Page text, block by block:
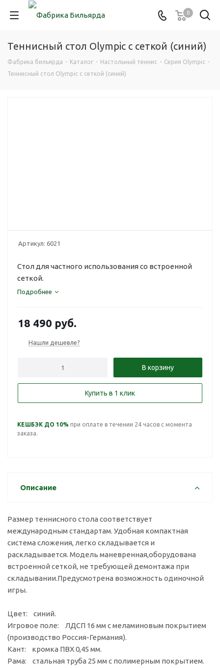
0
Теннисный стол Olympic с сеткой (синий)
Фабрика бильярда - Каталог - Настольный теннис - Серия Olympic -
Теннисный стол Olympic с сеткой (синий)
Артикул: 6021
Стол для частного использования со встроенной
сеткой.
Подробнее
18 490 руб.
Нашли дешевле?
В корзину
Купить в 1 клик
КЕШБЭК ДО 10% при оплате в течении 24 часов с момента
заказа.
Описание
Размер теннисного стола соответствует
международным стандартам. Удобная компактная
система сложения, легко складывается и
раскладывается. Модель маневренная,оборудована
встроенной сеткой, не требующей демонтажа при
складывании.Предусмотрена возможность одиночной
игры.
Цвет: синий.
Игровое поле: ЛДСП 16 мм с меламиновым покрытием
(производство Россия-Германия).
Кант: кромка ПВХ 0,45 мм.
Рама: стальная труба 25 мм с полимерным покрытием.